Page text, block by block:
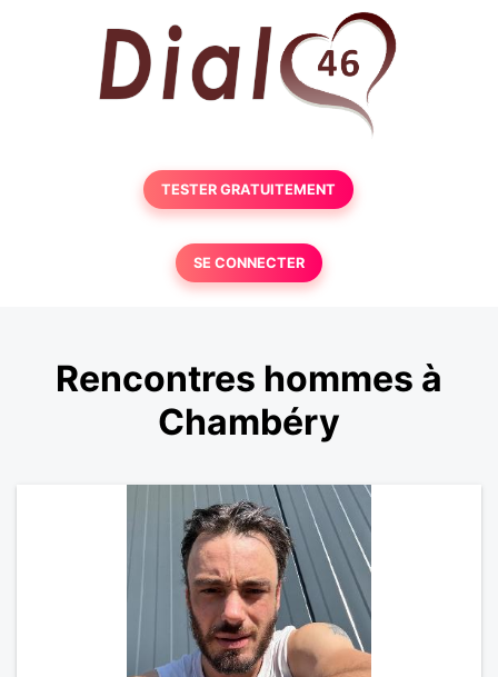
TESTER GRATUITEMENT
SE CONNECTER
Rencontres hommes à
Chambéry